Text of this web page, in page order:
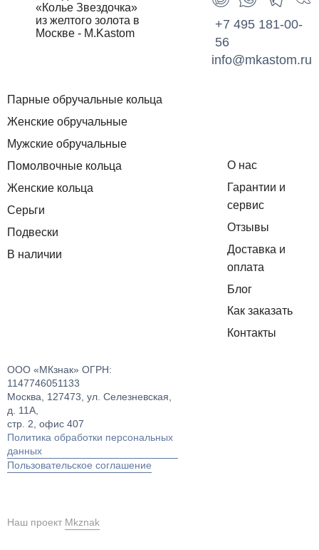
ООО «МКзнак» ОГРН:
1147746051133
Москва, 127473, ул. Селезневская,
д. 11А,
стр. 2, офис 407
Политика обработки персональных
данных
Пользовательское соглашение
Парные обручальные кольца
Женские обручальные
Мужские обручальные
Помолвочные кольца
Женские кольца
Серьги
Подвески
В наличии
О нас
Гарантии и
сервис
Отзывы
Доставка и
оплата
Блог
Как заказать
Контакты
+7 495 181-00-
56
info@mkastom.ru
Наш проект Mkznak